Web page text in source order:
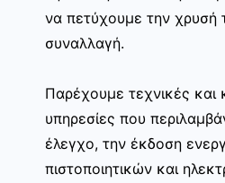
να πετύχουμε την χρυσή
συναλλαγή.
Παρέχουμε τεχνικές και
υπηρεσίες που
έλεγχο, την έκδοση
πιστοποιητικών και